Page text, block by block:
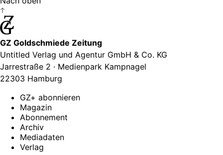
GZ Goldschmiede Zeitung
Untitled Verlag und Agentur GmbH & Co. KG
Jarrestraße 2 · Medienpark Kampnagel
22303 Hamburg
GZ+ abonnieren
Magazin
Abonnement
Archiv
Mediadaten
Verlag